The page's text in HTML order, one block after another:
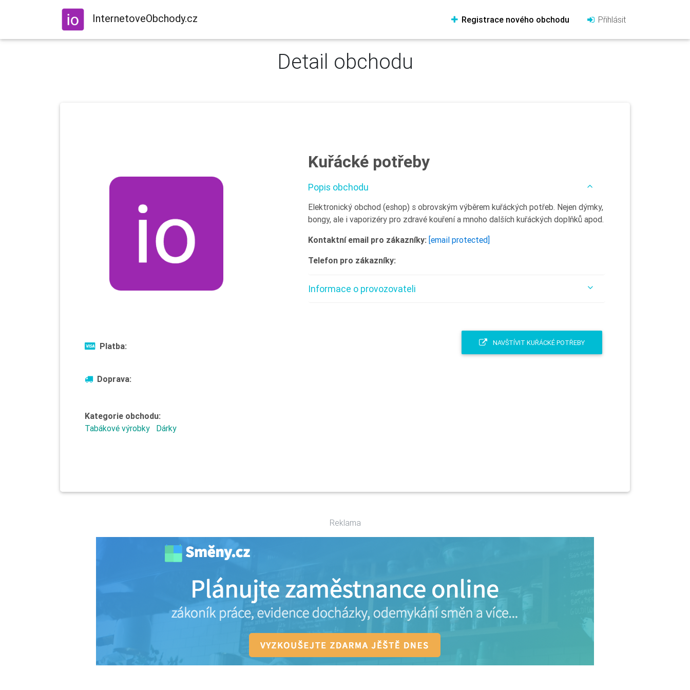
InternetoveObchody.cz Registrace nového obchodu Přihlásit
Detail obchodu
Platba:
Doprava:
Kategorie obchodu:
Tabákové výrobky
Dárky
Kuřácké potřeby
Popis obchodu
Elektronický obchod (eshop) s obrovským výběrem kuřáckých potřeb. Nejen dýmky,
bongy, ale i vaporizéry pro zdravé kouření a mnoho dalších kuřáckých doplňků apod.
Kontaktní email pro zákazníky: [email protected]
Telefon pro zákazníky:
Informace o provozovateli
NAVŠTÍVIT KUŘÁCKÉ POTŘEBY
Reklama